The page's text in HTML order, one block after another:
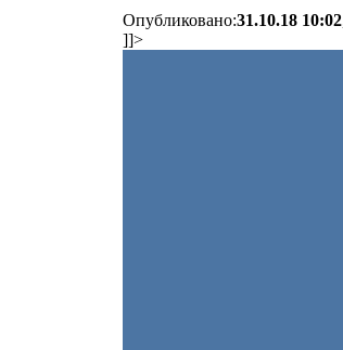
Опубликовано:31.10.18 10:02
]]>